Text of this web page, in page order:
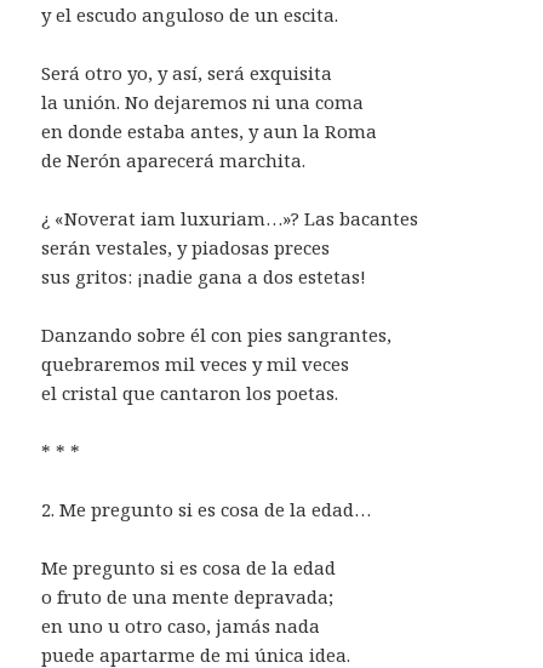
y el escudo anguloso de un escita.
Será otro yo, y así, será exquisita
la unión. No dejaremos ni una coma
en donde estaba antes, y aun la Roma
de Nerón aparecerá marchita.
¿ «Noverat iam luxuriam…»? Las bacantes
serán vestales, y piadosas preces
sus gritos: ¡nadie gana a dos estetas!
Danzando sobre él con pies sangrantes,
quebraremos mil veces y mil veces
el cristal que cantaron los poetas.
* * *
2. Me pregunto si es cosa de la edad…
Me pregunto si es cosa de la edad
o fruto de una mente depravada;
en uno u otro caso, jamás nada
puede apartarme de mi única idea.